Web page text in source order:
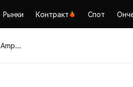
Рынки Контракт Спот
WAMPL (Wrapped Ampleforth)